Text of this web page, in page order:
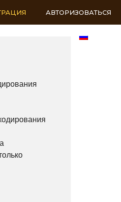
АВТОРИЗОВАТЬСЯ